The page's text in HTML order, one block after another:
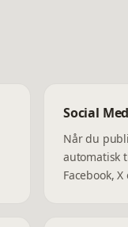
Social
Når du
automatisk
Facebook,